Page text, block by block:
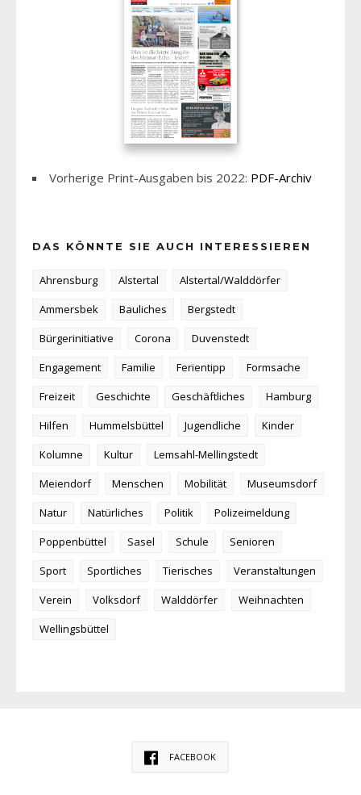
Vorherige Print-Ausgaben bis 2022: PDF-Archiv
DAS KÖNNTE SIE AUCH INTERESSIEREN
Ahrensburg Alstertal
Alstertal/Walddörfer
Ammersbek
Bauliches
Bergstedt
Bürgerinitiative
Corona
Duvenstedt
Engagement
Familie Ferientipp
Formsache
Freizeit
Geschichte Geschäftliches
Hamburg
Hilfen
Hummelsbüttel Jugendliche
Kinder
Kolumne
Kultur
Lemsahl-Mellingstedt
Meiendorf
Menschen Mobilität
Museumsdorf
Natur
Natürliches Politik
Polizeimeldung
Poppenbüttel
Sasel Schule
Senioren
Sport
Sportliches Tierisches
Veranstaltungen
Verein
Volksdorf Walddörfer
Weihnachten
Wellingsbüttel
FACEBOOK